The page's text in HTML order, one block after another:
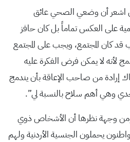
اشعر أن وضعي الصحي عائق
على العكس تماماً بل كان حافز
قد كان المجتمع، ويجب على المجتمع
لأنه لا يمكن فرض الفكرة عليه
إرادة من صاحب الإعاقة بأن يندمج
وهي أهم سلاح بالنسبة لي”.
ومن وجهة نظرها أن الأشخاص ذوي
يحملون الجنسية الأردنية ولهم